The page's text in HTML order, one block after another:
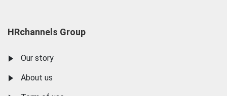
HRchannels Group
Our story
About us